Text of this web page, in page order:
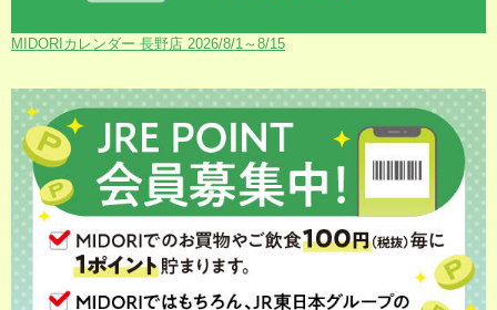
MIDORIカレンダー 長野店 2026/8/1～8/15